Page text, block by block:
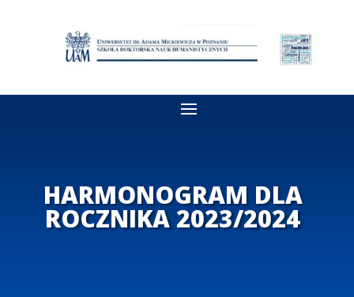
HARMONOGRAM DLA
ROCZNIKA 2023/2024